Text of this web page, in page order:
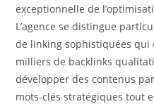
exceptionnelle de
L’agence se distingue
de linking sophistiquées qui
milliers de backlinks
développer des contenus
mots-clés stratégiques tout